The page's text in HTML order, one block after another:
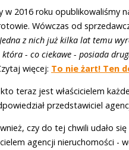
w 2016 roku opublikowaliśmy
Wówczas od
Jedna z nich już kilka lat temu
- co ciekawe - posiada
więcej: To nie żart! Ten
teraz jest właścicielem
przedstawiciel
czy do tej chwili udało
agencji nieruchomości -